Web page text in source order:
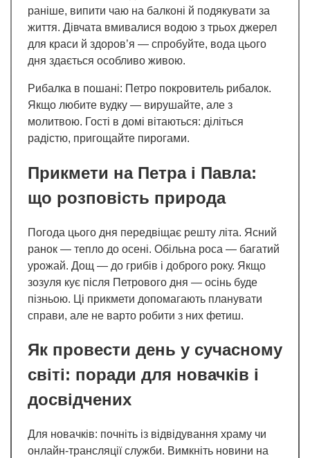
раніше, випити чаю на балконі й подякувати за
життя. Дівчата вмивалися водою з трьох джерел
для краси й здоров’я — спробуйте, вода цього
дня здається особливо живою.
Рибалка в пошані: Петро покровитель рибалок.
Якщо любите вудку — вирушайте, але з
молитвою. Гості в домі вітаються: діліться
радістю, пригощайте пирогами.
Прикмети на Петра і Павла:
що розповість природа
Погода цього дня передвіщає решту літа. Ясний
ранок — тепло до осені. Обільна роса — багатий
урожай. Дощ — до грибів і доброго року. Якщо
зозуля кує після Петрового дня — осінь буде
пізньою. Ці прикмети допомагають планувати
справи, але не варто робити з них фетиш.
Як провести день у сучасному
світі: поради для новачків і
досвідчених
Для новачків: почніть із відвідування храму чи
онлайн-трансляції служби. Вимкніть новини на